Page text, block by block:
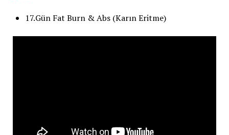
17.Gün Fat Burn & Abs (Karın Eritme)